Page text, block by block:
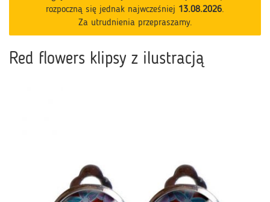
rozpoczną się jednak najwcześniej 13.08.2026.
Za utrudnienia przepraszamy.
Red flowers klipsy z ilustracją